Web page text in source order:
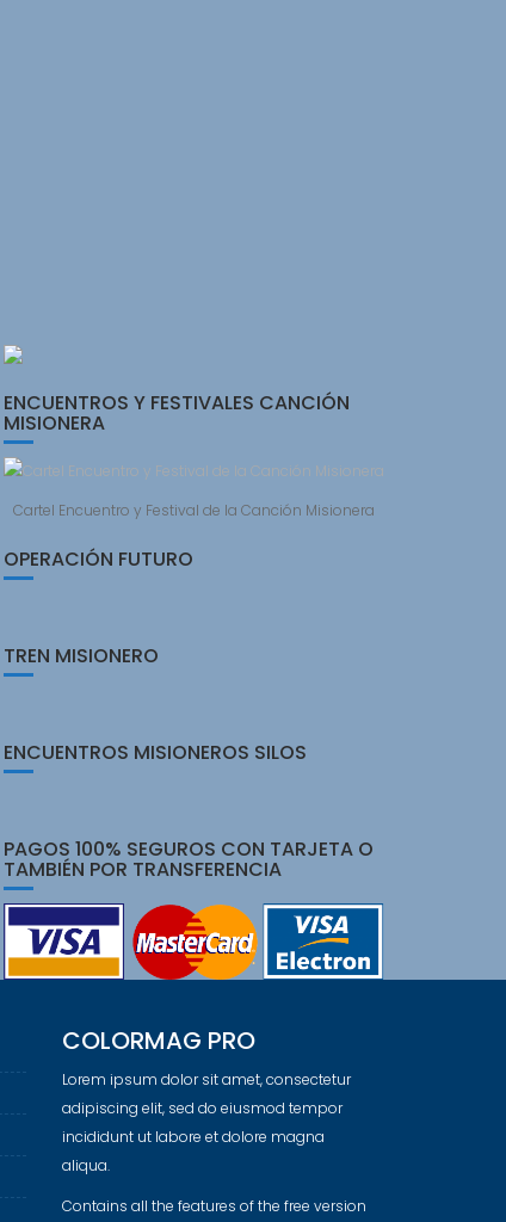
ENCUENTROS Y FESTIVALES CANCIÓN
MISIONERA
Cartel Encuentro y Festival de la Canción Misionera
OPERACIÓN FUTURO
TREN MISIONERO
ENCUENTROS MISIONEROS SILOS
PAGOS 100% SEGUROS CON TARJETA O
TAMBIÉN POR TRANSFERENCIA
COLORMAG PRO
Lorem ipsum dolor sit amet, consectetur
adipiscing elit, sed do eiusmod tempor
incididunt ut labore et dolore magna
aliqua.
Contains all the features of the free version